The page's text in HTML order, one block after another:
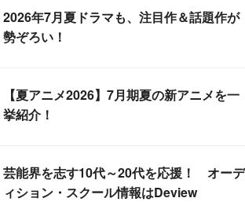
2026年7月夏ドラマも、注目作＆話題作が
勢ぞろい！
【夏アニメ2026】7月期夏の新アニメを一
挙紹介！
芸能界を志す10代～20代を応援！ オーデ
ィション・スクール情報はDeview